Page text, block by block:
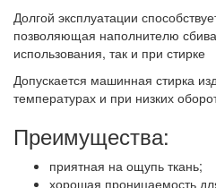
Долгой эксплуатации
позволяющая наполнителю
использования, так и при стирке
Допускается машинная стирка
температурах и при низких
Преимущества:
приятная на ощупь ткань;
хорошая проницаемость